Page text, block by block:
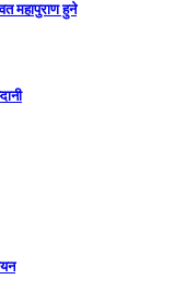
महापुराण हुने